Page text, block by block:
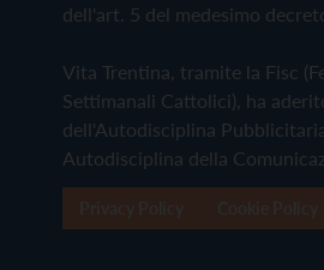
dell'art. 5 del medesimo
Vita Trentina, tramite la Fisc
Settimanali Cattolici), ha
dell'Autodisciplina
Autodisciplina della